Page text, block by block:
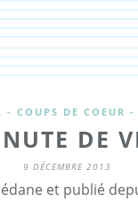
- COUPS DE COEUR
DE
9 DÉCEMBRE 2013
et publié